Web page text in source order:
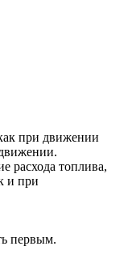
при движении
расхода топлива,
и при
первым.